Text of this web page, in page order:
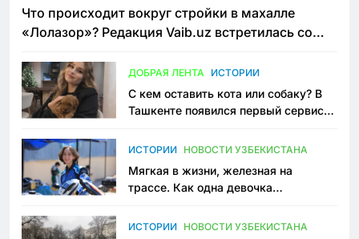
Что происходит вокруг стройки в махалле
«Лолазор»? Редакция Vaib.uz встретилась со
ДОБРАЯ ЛЕНТА ИСТОРИИ
С кем оставить кота или собаку? В
Ташкенте появился первый сервис
ИСТОРИИ НОВОСТИ УЗБЕКИСТАНА
Мягкая в жизни, железная на
трассе. Как одна девочка
Узбекистане
ИСТОРИИ НОВОСТИ УЗБЕКИСТАНА